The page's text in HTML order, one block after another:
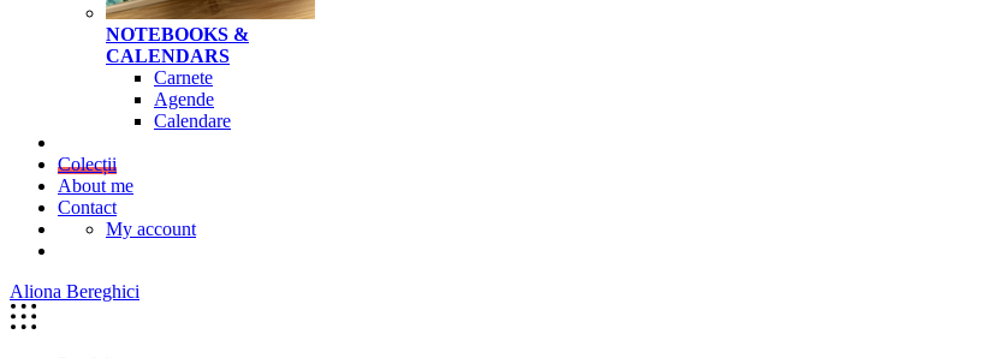
NOTEBOOKS &
CALENDARS
Carnete
Agende
Calendare
Colecții
About me
Contact
My account
Aliona Bereghici